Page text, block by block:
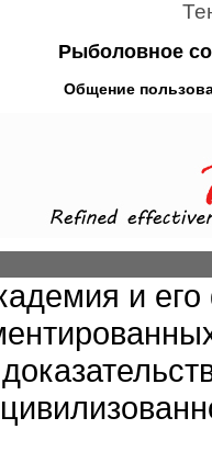
Рыболовное
Общение
и